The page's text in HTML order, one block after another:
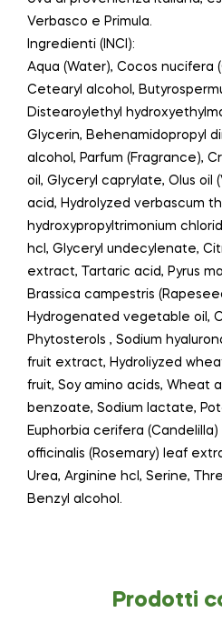
Verbasco e Primula.
Ingredienti (INCI):
Aqua (Water), Cocos nucifera
Cetearyl alcohol,
Distearoylethyl
Glycerin, Behenamidopropyl
alcohol, Parfum (Fragrance),
oil, Glyceryl caprylate, Olus oil
acid, Hydrolyzed verbascum
hydroxypropyltrimonium
hcl, Glyceryl undecylenate,
extract, Tartaric acid, Pyrus
Brassica campestris
Hydrogenated vegetable oil,
Phytosterols , Sodium
fruit extract, Hydroliyzed
fruit, Soy amino acids, Wheat
benzoate, Sodium lactate,
Euphorbia cerifera (Candelilla)
officinalis (Rosemary) leaf
Urea, Arginine hcl, Serine,
Benzyl alcohol.
Prodotti